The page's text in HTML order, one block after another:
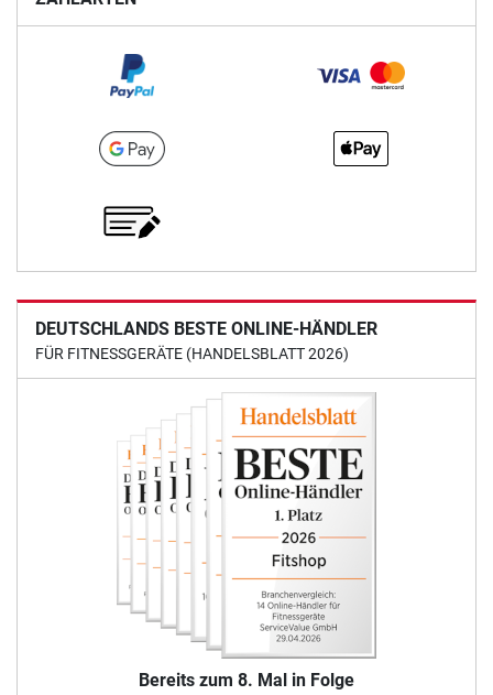
DEUTSCHLANDS BESTE ONLINE-HÄNDLER
FÜR FITNESSGERÄTE (HANDELSBLATT 2026)
Bereits zum 8. Mal in Folge